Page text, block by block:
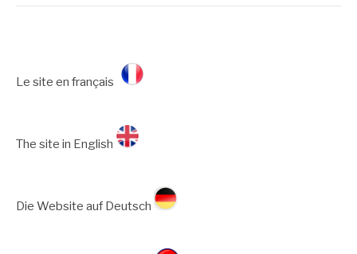
Le site en français
The site in English
Die Website auf Deutsch